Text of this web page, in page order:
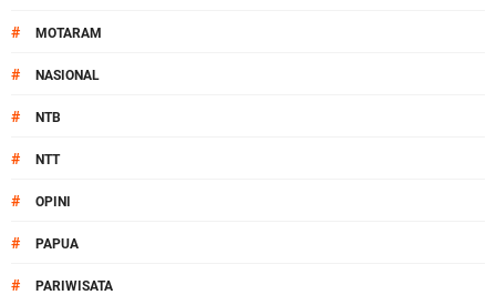
# MOTARAM
# NASIONAL
# NTB
# NTT
# OPINI
# PAPUA
# PARIWISATA